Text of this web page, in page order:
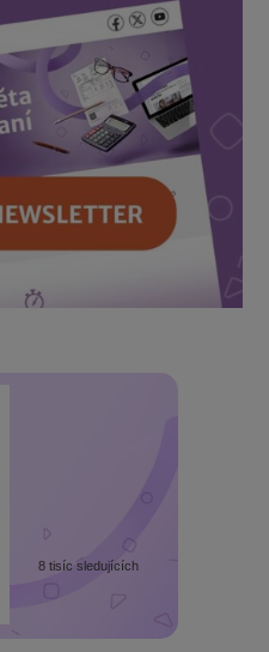
8 tisíc sledujících